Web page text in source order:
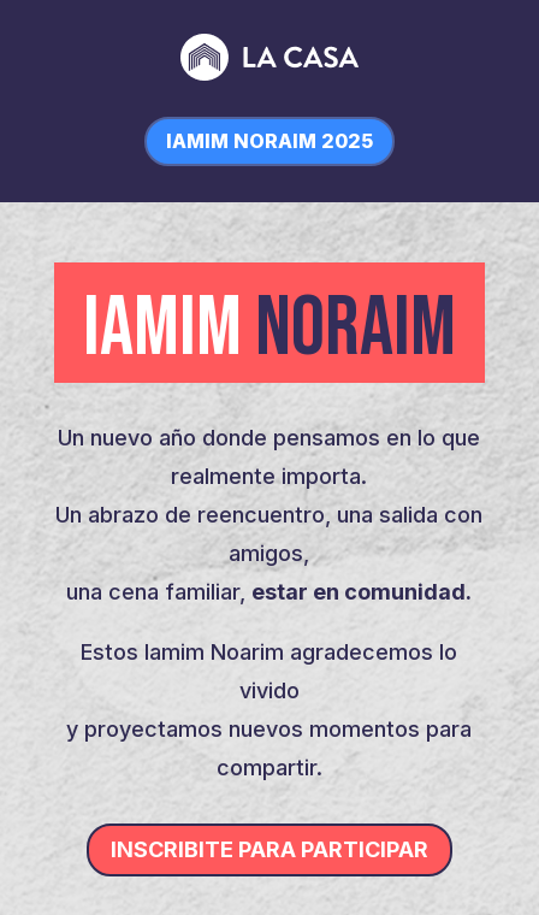
IAMIM NORAIM 2025
IAMIM NORAIM
Un nuevo año donde pensamos en lo que
realmente importa.
Un abrazo de reencuentro, una salida con
amigos,
una cena familiar, estar en comunidad.
Estos Iamim Noarim agradecemos lo
vivido
y proyectamos nuevos momentos para
compartir.
INSCRIBITE PARA PARTICIPAR